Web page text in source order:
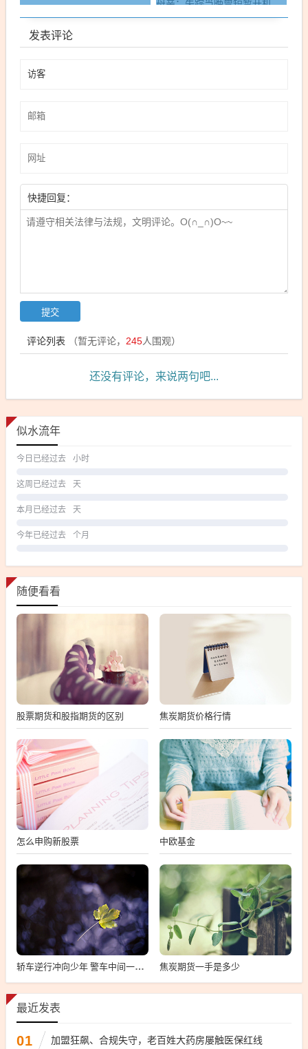
发表评论
快捷回复：
评论列表 （暂无评论， 245人围观）
还没有评论，来说两句吧...
似水流年
今日已经过去 小时
这周已经过去 天
本月已经过去 天
今年已经过去 个月
随便看看
股票期货和股指期货的区别 焦炭期货价格行情
怎么申购新股票 中欧基金
轿车逆行冲向少年 警车中间一横救5人，轿车逆行险救少年警车紧急救援 焦炭期货一手是多少
最近发表
01 加盟狂飙、合规失守，老百姓大药房屡触医保红线